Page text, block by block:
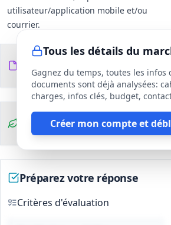
utilisateur/application mobile et/ou
courrier.
interlocuteur unique pour
l'administration, réunions de suivi et
reporting statistique (utilisation, vols,
pertes, cartes non utilisées).
Garantie et maintenance
Garantie d'exécution pour les
prestations (durée contractuelle de
garantie précisée : 1 an à compter de
garantie des titres contre vices de
défectueux à l'initiative du fournisseur.
Tous les détails du
Gagnez du temps, toutes les infos
documents sont déjà analysées:
charges, infos clés, budget,
Créer mon compte et
Documents du
DCE
fichiers
Clauses
environnementales
Préparez votre réponse
Critères d'évaluation